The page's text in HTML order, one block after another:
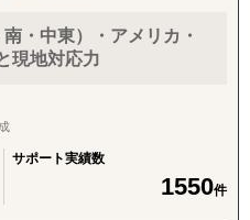
・中東）・アメリカ・
現地対応力
サポート実績数
1550件